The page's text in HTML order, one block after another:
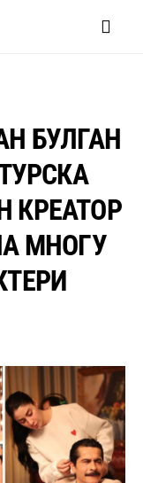
БУЛГАН
ТУРСКА
КРЕАТОР
МНОГУ